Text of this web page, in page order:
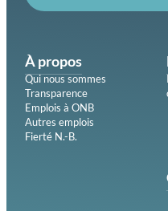
À propos
Qui nous sommes
Transparence
Emplois à ONB
Autres emplois
Fierté N.-B.